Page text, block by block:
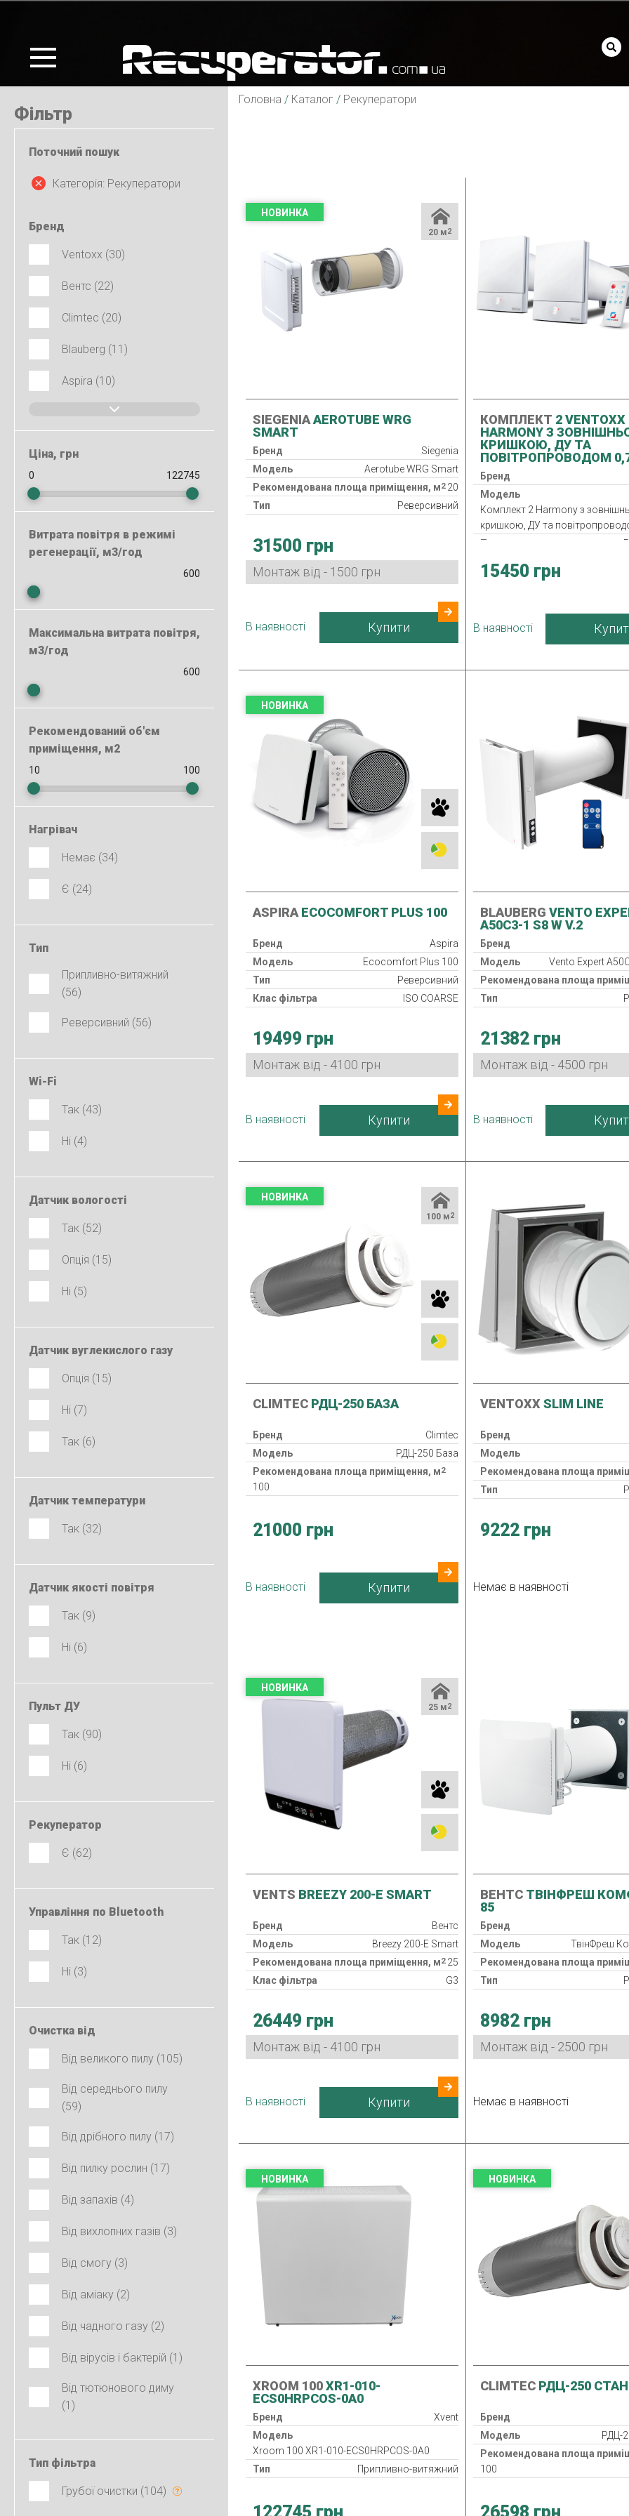
Фільтр
Поточний пошук
Категорія: Рекуператори
Бренд
Ventoxx (30)
Вентс (22)
Climtec (20)
Blauberg (11)
Aspira (10)
Ціна, грн
Витрата повітря в режимі
регенерації, м3/год
Максимальна витрата повітря,
м3/год
Рекомендований об'єм
приміщення, м2
Нагрівач
Немає (34)
Є (24)
Тип
Припливно-витяжний
(56)
Реверсивний (56)
Wi-Fi
Так (43)
Ні (4)
Датчик вологості
Так (52)
Опція (15)
Ні (5)
Датчик вуглекислого газу
Опція (15)
Ні (7)
Так (6)
Датчик температури
Так (32)
Датчик якості повітря
Так (9)
Ні (6)
Пульт ДУ
Так (90)
Ні (6)
Рекуператор
Є (62)
Управління по Bluetooth
Так (12)
Ні (3)
Очистка від
Від великого пилу (105)
Від середнього пилу
(59)
Від дрібного пилу (17)
Від пилку рослин (17)
Від запахів (4)
Від вихлопних газів (3)
Від смогу (3)
Від аміаку (2)
Від чадного газу (2)
Від вірусів і бактерій (1)
Від тютюнового диму
(1)
Тип фільтра
Грубої очистки (104)
Головна / Каталог / Рекуператори
НОВИНКА
20 м2
SIEGENIAAEROTUBE WRG
SMART
Бренд
Siegenia
Модель
Aerotube WRG Smart
Рекомендована площа приміщення, м2 20
Тип
Реверсивний
Споживана потужність
Країна виробник
Німеччина
31500 грн
Монтаж від - 1500 грн
В наявності Купити
КОМПЛЕКТ 2 VENTOXX
HARMONY З
КРИШКОЮ, ДУ ТА
ПОВІТРОПРОВОДОМ
Бренд
Модель
Комплект 2 Harmony з
кришкою, ДУ та
Тип
Клас фільтра
Нагрівач
Споживана потужність
Гарантія
15450 грн
В наявності
НОВИНКА
ASPIRA ECOCOMFORT PLUS 100
Бренд
Aspira
Модель
Ecocomfort Plus 100
Тип
Реверсивний
Клас фільтра
ISO COARSE
Клас захисту
Споживана потужність
1/2/3,5/5/5,5 Вт
Гарантія
19499 грн
Монтаж від - 4100 грн
В наявності Купити
BLAUBERG VENTO
A50C3-1 S8 W V.2
Бренд
Модель
Vento Expert
Рекомендована площа
Тип
Нагрівач
Клас захисту
Споживана потужність
Країна виробник
21382 грн
Монтаж від - 4500 грн
В наявності
НОВИНКА
100 м2
CLIMTEC РДЦ-250 БАЗА
Бренд
Climtec
Модель
РДЦ-250 База
Рекомендована площа приміщення, м2
100
Нагрівач
Споживана потужність
24 міс.
Україна
21000 грн
В наявності Купити
VENTOXX SLIM LINE
Бренд
Модель
Рекомендована площа
Тип
Нагрівач
Споживана потужність
9222 грн
Немає в наявності
НОВИНКА
25 м2
VENTS BREEZY 200-E SMART
Бренд
Вентс
Модель
Breezy 200-E Smart
Рекомендована площа приміщення, м2 25
Клас фільтра
G3
Рекуператор
Клас захисту
IPX4
Споживана потужність
Країна виробник
Україна
26449 грн
Монтаж від - 4100 грн
В наявності Купити
ВЕНТС ТВІНФРЕШ
85
Бренд
Модель
ТвінФреш
Рекомендована площа
Тип
Клас захисту
Споживана потужність
Гарантія
8982 грн
Монтаж від - 2500 грн
Немає в наявності
НОВИНКА
XROOM 100XR1-010-
ECS0HRPCOS-0A0
Бренд
Xvent
Модель
Xroom 100 XR1-010-ECS0HRPCOS-0A0
Тип
Припливно-витяжний
Нагрівач
НОВИНКА
CLIMTEC РДЦ-250
Бренд
Модель
РДЦ-
Рекомендована площа
100
Нагрівач